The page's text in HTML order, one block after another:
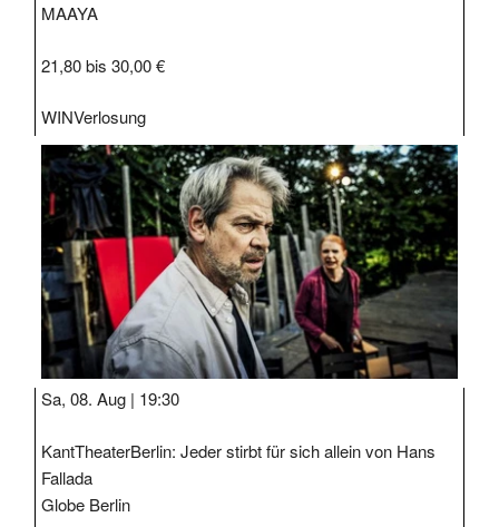
MAAYA
21,80 bis 30,00 €
WINVerlosung
Sa, 08. Aug | 19:30
KantTheaterBerlin: Jeder stirbt für sich allein von Hans
Fallada
Globe Berlin